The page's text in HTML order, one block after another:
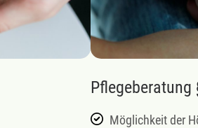
Pflegeberatung
Möglichkeit der